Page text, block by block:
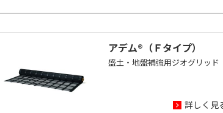
アデム®（Ｆタイプ）
盛土・地盤補強用ジオグリッド
詳しく見